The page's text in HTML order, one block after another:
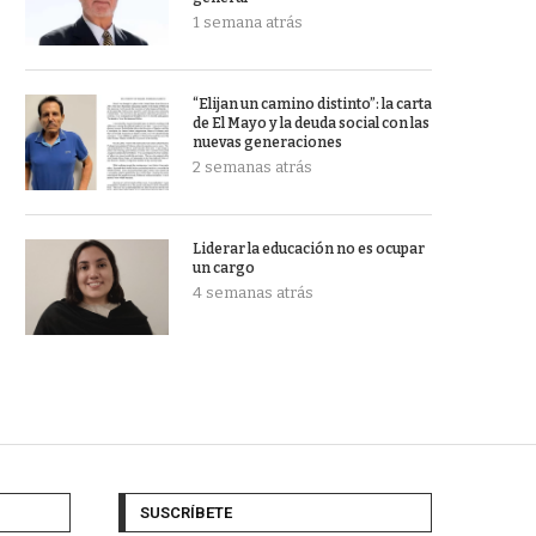
1 semana atrás
“Elijan un camino distinto”: la carta
de El Mayo y la deuda social con las
nuevas generaciones
2 semanas atrás
Liderar la educación no es ocupar
un cargo
4 semanas atrás
SUSCRÍBETE